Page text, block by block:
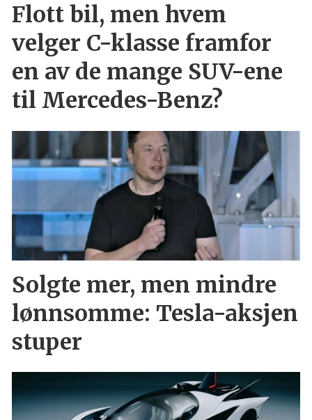
Flott bil, men hvem
velger C-klasse framfor
en av de mange SUV-ene
til Mercedes-Benz?
Solgte mer, men mindre
lønnsomme: Tesla-aksjen
stuper